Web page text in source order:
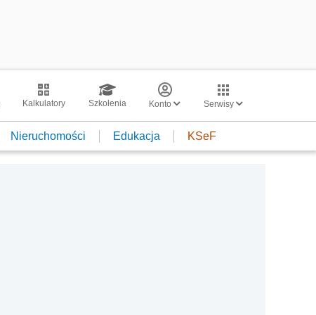
Kalkulatory Szkolenia Konto Serwisy
Nieruchomości Edukacja KSeF